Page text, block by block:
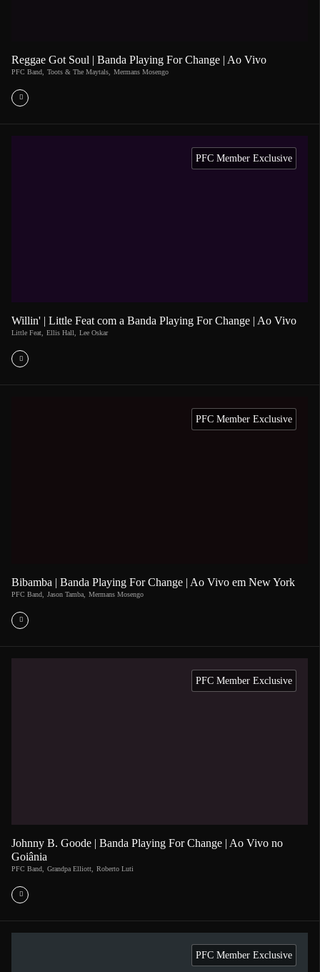
Reggae Got Soul | Banda Playing For Change | Ao Vivo
PFC Band Toots & The Maytals Mermans Mosengo
PFC Member Exclusive
Willin' | Little Feat com a Banda Playing For Change | Ao Vivo
Little Feat Ellis Hall Lee Oskar
PFC Member Exclusive
Bibamba | Banda Playing For Change | Ao Vivo em New York
PFC Band Jason Tamba Mermans Mosengo
PFC Member Exclusive
Johnny B. Goode | Banda Playing For Change | Ao Vivo no
Goiânia
PFC Band Grandpa Elliott Roberto Luti
PFC Member Exclusive